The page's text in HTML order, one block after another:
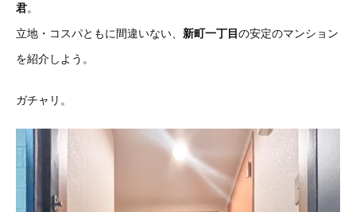
君。
立地・コスパともに間違いない、 新町一丁目の安定のマンション
を紹介しよう。
ガチャリ。